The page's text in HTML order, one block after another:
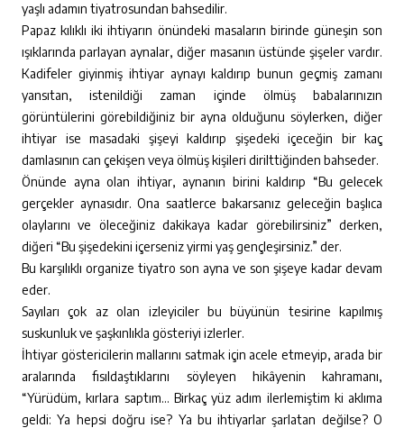
yaşlı adamın tiyatrosundan bahsedilir.
Papaz kılıklı iki ihtiyarın önündeki masaların birinde güneşin son
ışıklarında parlayan aynalar, diğer masanın üstünde şişeler vardır.
Kadifeler giyinmiş ihtiyar aynayı kaldırıp bunun geçmiş zamanı
yansıtan, istenildiği zaman içinde ölmüş babalarınızın
görüntülerini görebildiğiniz bir ayna olduğunu söylerken, diğer
ihtiyar ise masadaki şişeyi kaldırıp şişedeki içeceğin bir kaç
damlasının can çekişen veya ölmüş kişileri dirilttiğinden bahseder.
Önünde ayna olan ihtiyar, aynanın birini kaldırıp “Bu gelecek
gerçekler aynasıdır. Ona saatlerce bakarsanız geleceğin başlıca
olaylarını ve öleceğiniz dakikaya kadar görebilirsiniz” derken,
diğeri “Bu şişedekini içerseniz yirmi yaş gençleşirsiniz.” der.
Bu karşılıklı organize tiyatro son ayna ve son şişeye kadar devam
eder.
Sayıları çok az olan izleyiciler bu büyünün tesirine kapılmış
suskunluk ve şaşkınlıkla gösteriyi izlerler.
İhtiyar göstericilerin mallarını satmak için acele etmeyip, arada bir
aralarında fısıldaştıklarını söyleyen hikâyenin kahramanı,
“Yürüdüm, kırlara saptım… Birkaç yüz adım ilerlemiştim ki aklıma
geldi: Ya hepsi doğru ise? Ya bu ihtiyarlar şarlatan değilse? O